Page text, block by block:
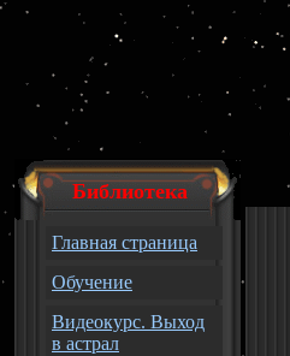
Библиотека
Главная страница
Обучение
Видеокурс. Выход
в астрал